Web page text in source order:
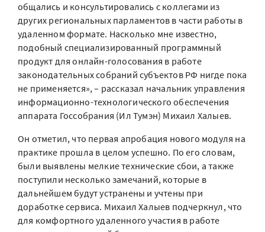
общались и консультировались с коллегами из
других региональных парламентов в части работы в
удаленном формате. Насколько мне известно,
подобный специализированный программный
продукт для онлайн-голосования в работе
законодательных собраний субъектов РФ нигде пока
не применяется», – рассказал начальник управления
информационно-технологического обеспечения
аппарата Госсобрания (Ил Тумэн) Михаил Халыев.
Он отметил, что первая апробация нового модуля на
практике прошла в целом успешно. По его словам,
были выявлены мелкие технические сбои, а также
поступили несколько замечаний, которые в
дальнейшем будут устранены и учтены при
доработке сервиса. Михаил Халыев подчеркнул, что
для комфортного удаленного участия в работе